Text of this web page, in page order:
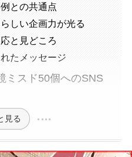
との共通点
しい企画力が光る
と見どころ
たメッセージ
ミスド50個へのSNS
見る